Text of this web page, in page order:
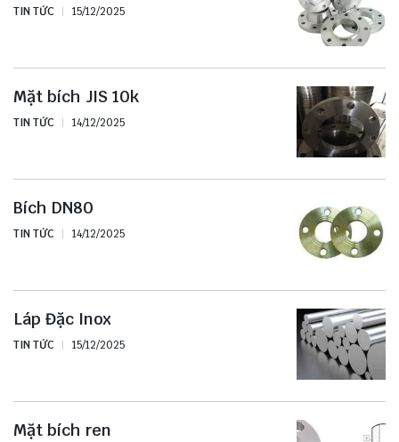
TIN TỨC 15/12/2025
Mặt bích JIS 10k
TIN TỨC 14/12/2025
Bích DN80
TIN TỨC 14/12/2025
Láp Đặc Inox
TIN TỨC 15/12/2025
Mặt bích ren